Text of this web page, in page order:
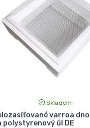
Skladem
varroa dno
polystyrenový úl DE